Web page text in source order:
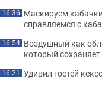
16:36 Маскируем
справляемся с
16:54 Воздушный как
который
16:21 Удивил гостей